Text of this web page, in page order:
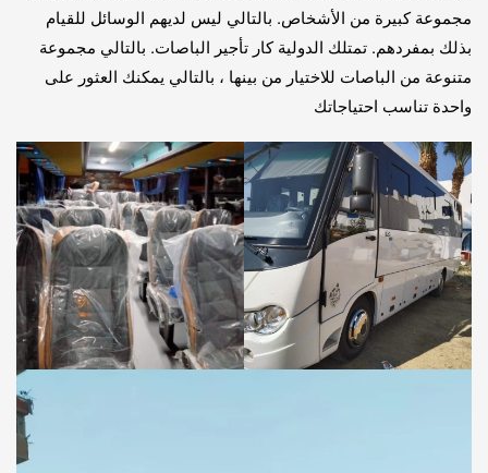
مجموعة كبيرة من الأشخاص. بالتالي ليس لديهم الوسائل للقيام
بذلك بمفردهم. تمتلك الدولية كار تأجير الباصات. بالتالي مجموعة
متنوعة من الباصات للاختيار من بينها ، بالتالي يمكنك العثور على
واحدة تناسب احتياجاتك